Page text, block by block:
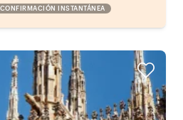
CONFIRMACIÓN INSTANTÁNEA